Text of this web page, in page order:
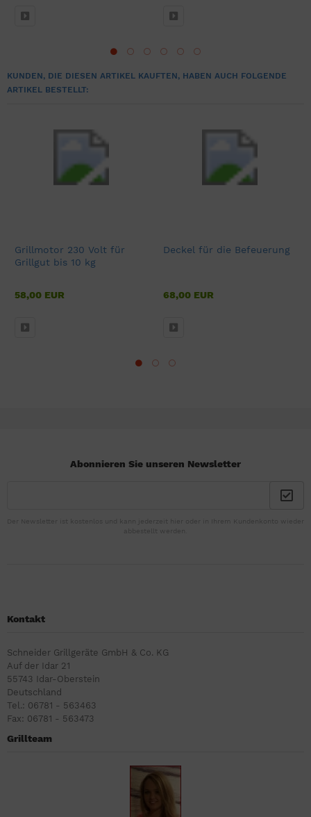
KUNDEN, DIE DIESEN ARTIKEL KAUFTEN, HABEN AUCH FOLGENDE
ARTIKEL BESTELLT:
Grillmotor 230 Volt für
Grillgut bis 10 kg
58,00 EUR
Deckel für die Befeuerung
68,00 EUR
Abonnieren Sie unseren Newsletter
Der Newsletter ist kostenlos und kann jederzeit hier oder in Ihrem Kundenkonto wieder
abbestellt werden.
Kontakt
Schneider Grillgeräte GmbH & Co. KG
Auf der Idar 21
55743 Idar-Oberstein
Deutschland
Tel.: 06781 - 563463
Fax: 06781 - 563473
Grillteam